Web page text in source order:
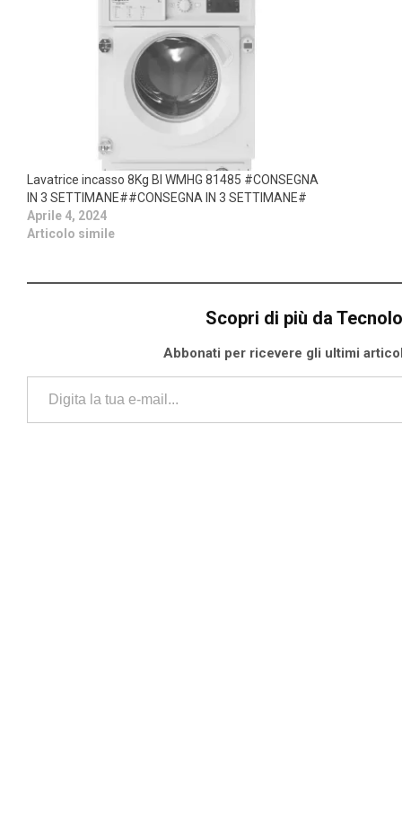
Lavatrice incasso 8Kg BI WMHG 81485 #CONSEGNA
IN 3 SETTIMANE##CONSEGNA IN 3 SETTIMANE#
Aprile 4, 2024
Articolo simile
Scopri di più da
Abbonati per ricevere gli ultimi
Digita la tua e-mail...